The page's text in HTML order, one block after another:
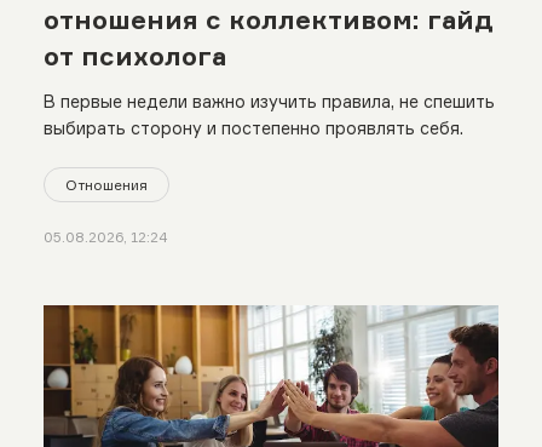
отношения с коллективом: гайд
от психолога
В первые недели важно изучить правила, не спешить
выбирать сторону и постепенно проявлять себя.
Отношения
05.08.2026, 12:24